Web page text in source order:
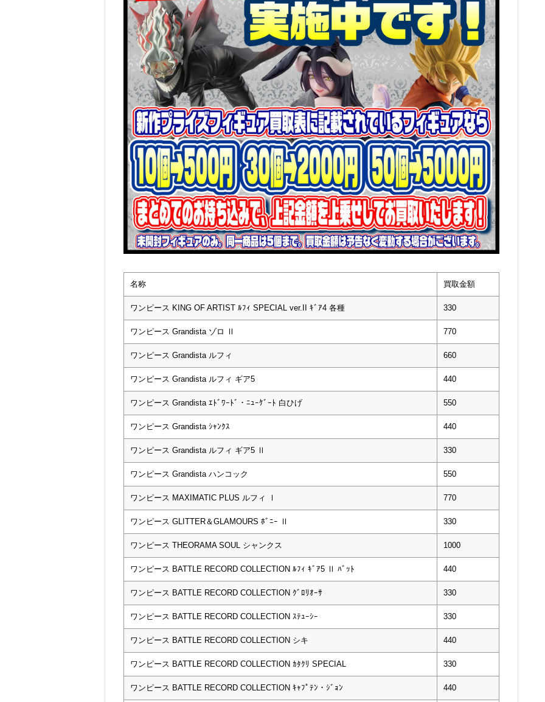
名称 買取金額
ワンピース KING OF ARTIST ﾙﾌｨ SPECIAL ver.II ｷﾞｱ4 各種 330
ワンピース Grandista ゾロ Ⅱ 770
ワンピース Grandista ルフィ 660
ワンピース Grandista ルフィ ギア5 440
ワンピース Grandista ｴﾄﾞﾜｰﾄﾞ・ﾆｭｰｹﾞｰﾄ 白ひげ 550
ワンピース Grandista ｼｬﾝｸｽ 440
ワンピース Grandista ルフィ ギア5 Ⅱ 330
ワンピース Grandista ハンコック 550
ワンピース MAXIMATIC PLUS ルフィ Ⅰ 770
ワンピース GLITTER＆GLAMOURS ﾎﾞﾆｰ Ⅱ 330
ワンピース THEORAMA SOUL シャンクス 1000
ワンピース BATTLE RECORD COLLECTION ﾙﾌｨ ｷﾞｱ5 Ⅱ ﾊﾞｯﾄ 440
ワンピース BATTLE RECORD COLLECTION ｸﾞﾛﾘｵｰｻ 330
ワンピース BATTLE RECORD COLLECTION ｽﾃｭｰｼｰ 330
ワンピース BATTLE RECORD COLLECTION シキ 440
ワンピース BATTLE RECORD COLLECTION ｶﾀｸﾘ SPECIAL 330
ワンピース BATTLE RECORD COLLECTION ｷｬﾌﾟﾃﾝ・ｼﾞｮﾝ 440